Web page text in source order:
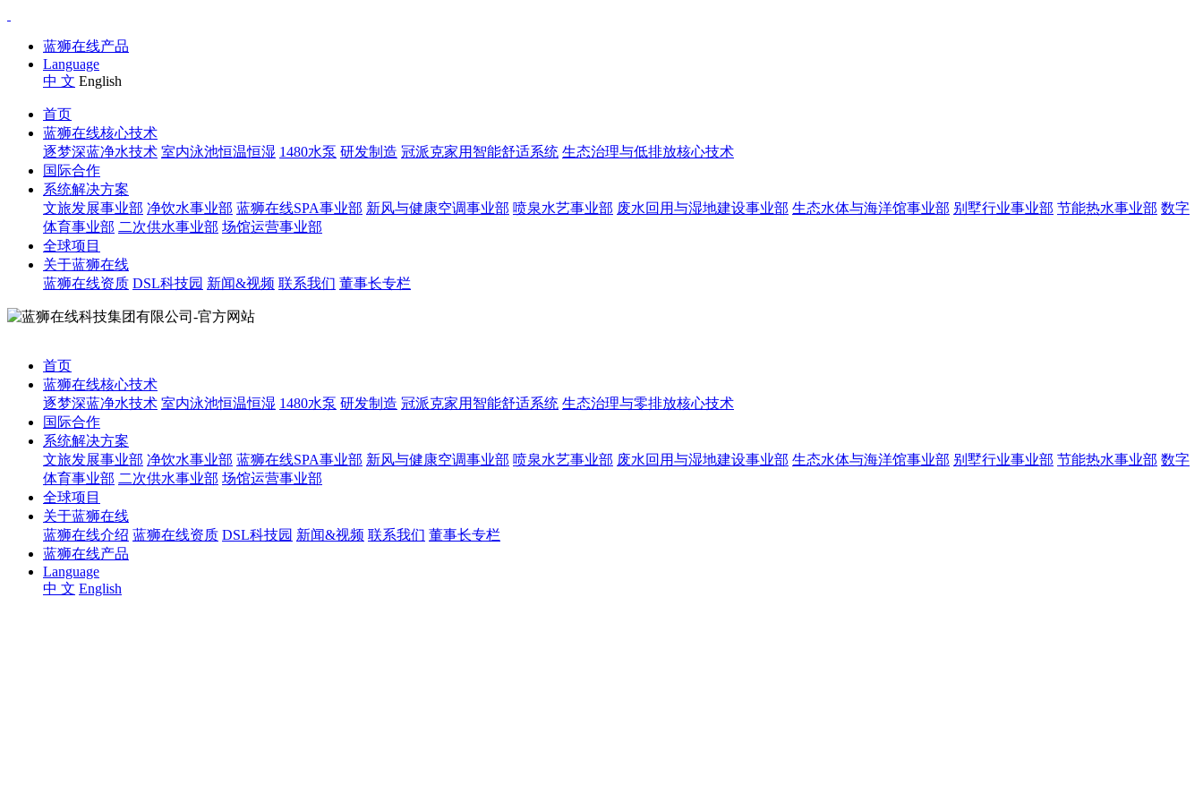
蓝狮在线产品
Language
中 文 English
首页
蓝狮在线核心技术
逐梦深蓝净水技术 室内泳池恒温恒湿 1480水泵 研发制造 冠派克家用智能舒适系统 生态治理与低排放核心技术
国际合作
系统解决方案
文旅发展事业部 净饮水事业部 蓝狮在线SPA事业部 新风与健康空调事业部 喷泉水艺事业部 废水回用与湿地建设事业部 生态水体与海洋馆事业部 别墅行业事业部 节能热水事业部 数字
体育事业部 二次供水事业部 场馆运营事业部
全球项目
关于蓝狮在线
蓝狮在线资质 DSL科技园 新闻&视频 联系我们 董事长专栏
首页
蓝狮在线核心技术
逐梦深蓝净水技术 室内泳池恒温恒湿 1480水泵 研发制造 冠派克家用智能舒适系统 生态治理与零排放核心技术
国际合作
系统解决方案
文旅发展事业部 净饮水事业部 蓝狮在线SPA事业部 新风与健康空调事业部 喷泉水艺事业部 废水回用与湿地建设事业部 生态水体与海洋馆事业部 别墅行业事业部 节能热水事业部 数字
体育事业部 二次供水事业部 场馆运营事业部
全球项目
关于蓝狮在线
蓝狮在线介绍 蓝狮在线资质 DSL科技园 新闻&视频 联系我们 董事长专栏
蓝狮在线产品
Language
中 文 English